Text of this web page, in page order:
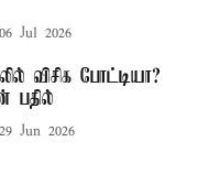
06 Jul 2026
விசிக போட்டியா?
பதில்
29 Jun 2026